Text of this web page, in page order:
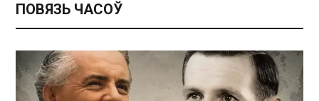
ПОВЯЗЬ ЧАСОЎ